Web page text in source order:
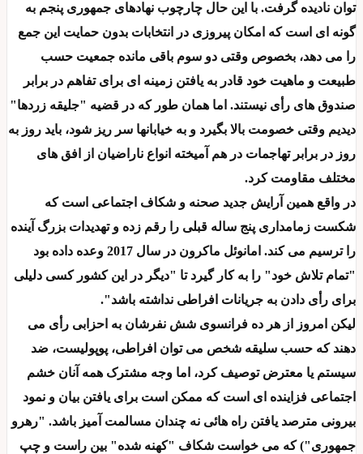
توان نادیده گرفت. با این حال چارچوب نهادهای جمهوری پنجم به
گونه ای است که امکان پیروزی در انتخابات بدون حمایت این جمع
را می دهد، بخصوص وقتی دو سوم باقی مانده جمعیت حسب
طبیعت و ماهیت خود قادر به یافتن زمینه ای برای تفاهم در برابر
صندوق های رأی نیستند. اما همان طور که در قضیه "جلیقه زردها"
دیدیم وقتی خصومت بالا بگیرد و به خیابانها سر ریز شود، باید روز به
روز در برابر تهاجمات در هم آمیخته انواع ناراضیان از افق های
مختلف مقاومت کرد.
در واقع همین آرایش جدید صحنه و شکاف اجتماعی است که
شکست زمامداری پنج ساله قبلی را رقم زده و تهدیدات بزرگ آینده
را ترسیم می کند. امانوئل ماکرون در سال 2017 وعده داده بود
"تمام تلاش خود" را به کار گیرد تا "دیگر در این کشور کسی دلیلی
برای رأی دادن به جریانات افراطی نداشته باشد".
لیکن امروز از هر ده فرانسوی شش نفرشان به احزابی رأی می
دهند که حسب سلیقه شخص می توان افراطی، پوپولیست، ضد
سیستم یا معترض توصیف کرد، اما وجه مشترک همه آنان خشم
اجتماعی فزاینده ای است که ممکن است برای یافتن بیان و نمود
بیرونی مترصد یافتن راه هائی نه چندان مسالمت آمیز باشد. "رهرو
جمهوری") که می خواست شکاف "کهنه شده" بین راست و چپ